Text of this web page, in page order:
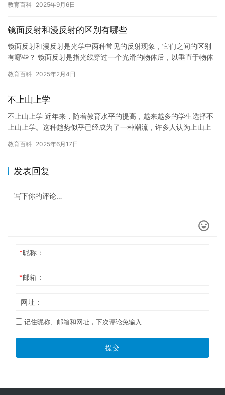
境，…
教育百科 2025年9月6日
镜面反射和漫反射的区别有哪些
镜面反射和漫反射是光学中两种常见的反射现象，它们之间的区别
有哪些？ 镜面反射是指光线穿过一个光滑的物体后，以垂直于物体
射光…
教育百科 2025年2月4日
不上山上学
不上山上学 近年来，随着教育水平的提高，越来越多的学生选择不
上山上学。这种趋势似乎已经成为了一种潮流，许多人认为上山上
和危…
教育百科 2025年6月17日
发表回复
*昵称：
*邮箱：
网址：
记住昵称、邮箱和网址，下次评论免输入
提交